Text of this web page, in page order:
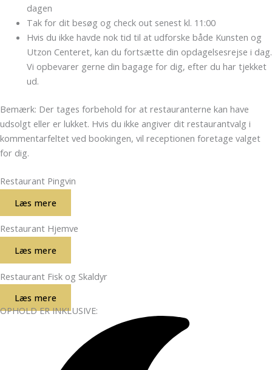
dagen
Tak for dit besøg og check out senest kl. 11:00
Hvis du ikke havde nok tid til at udforske både Kunsten og
Utzon Centeret, kan du fortsætte din opdagelsesrejse i dag.
Vi opbevarer gerne din bagage for dig, efter du har tjekket
ud.
Bemærk: Der tages forbehold for at restauranterne kan have
udsolgt eller er lukket. Hvis du ikke angiver dit restaurantvalg i
kommentarfeltet ved bookingen, vil receptionen foretage valget
for dig.
Restaurant Pingvin
Læs mere
Restaurant Hjemve
Læs mere
Restaurant Fisk og Skaldyr
Læs mere
OPHOLD ER INKLUSIVE: